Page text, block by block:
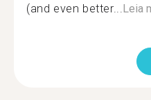
(and even better...Leia